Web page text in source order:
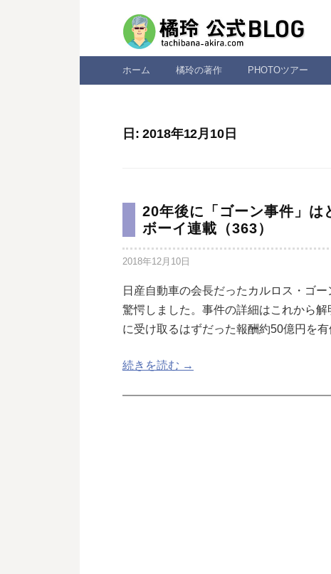
ツ
ホーム 橘玲の著作 PHOTOツアー
日:2018年12月10日
20年後に「ゴーン事件」
ボーイ連載（363）
2018年12月10日
日産自動車の会長だったカルロス・ゴ
驚愕しました。事件の詳細はこれから
に受け取るはずだった報酬約50億円を
続きを読む →